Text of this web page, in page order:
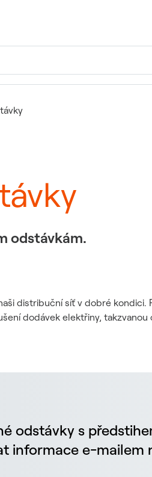
odstávkám.
distribuční síť v dobré
dodávek elektřiny, takzvanou
odstávky s
informace e-mailem